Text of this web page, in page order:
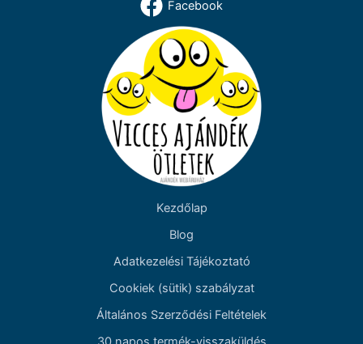
Facebook
Kezdőlap
Blog
Adatkezelési Tájékoztató
Cookiek (sütik) szabályzat
Általános Szerződési Feltételek